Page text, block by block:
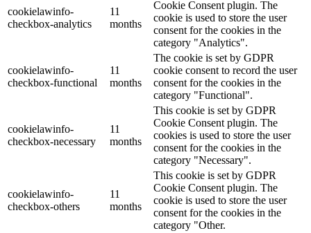
cookielawinfo-
checkbox-analytics
11
months
Cookie Consent plugin. The
cookie is used to store the user
consent for the cookies in the
category "Analytics".
cookielawinfo-
checkbox-functional
11
months
The cookie is set by GDPR
cookie consent to record the user
consent for the cookies in the
category "Functional".
cookielawinfo-
checkbox-necessary
11
months
This cookie is set by GDPR
Cookie Consent plugin. The
cookies is used to store the user
consent for the cookies in the
category "Necessary".
cookielawinfo-
checkbox-others
11
months
This cookie is set by GDPR
Cookie Consent plugin. The
cookie is used to store the user
consent for the cookies in the
category "Other.